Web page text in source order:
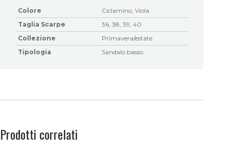
Colore
Ciclamino, Viola
Taglia Scarpe
36, 38, 39, 40
Collezione
Primavera/estate
Tipologia
Sandalo basso
Prodotti correlati